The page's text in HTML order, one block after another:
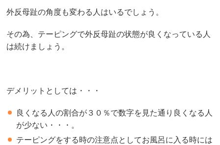
外反母趾の角度も変わる人はいるでしょう。
その為、テーピングで外反母趾の状態が良くなっている人
は続けましょう。
デメリットとしては・・・
良くなる人の割合が３０％で数字を見た通り良くなる人
が少ない・・・。
テーピングをする時の注意点としてお風呂に入る時には